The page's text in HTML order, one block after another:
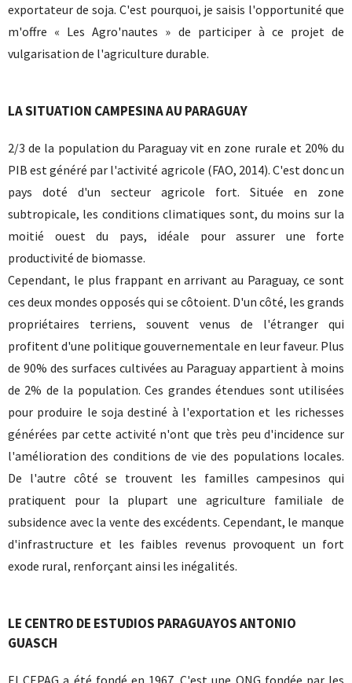
exportateur de soja. C'est pourquoi, je saisis l'opportunité que
m'offre « Les Agro'nautes » de participer à ce projet de
vulgarisation de l'agriculture durable.
LA SITUATION CAMPESINA AU PARAGUAY
2/3 de la population du Paraguay vit en zone rurale et 20% du
PIB est généré par l'activité agricole (FAO, 2014). C'est donc un
pays doté d'un secteur agricole fort. Située en zone
subtropicale, les conditions climatiques sont, du moins sur la
moitié ouest du pays, idéale pour assurer une forte
productivité de biomasse.
Cependant, le plus frappant en arrivant au Paraguay, ce sont
ces deux mondes opposés qui se côtoient. D'un côté, les grands
propriétaires terriens, souvent venus de l'étranger qui
profitent d'une politique gouvernementale en leur faveur. Plus
de 90% des surfaces cultivées au Paraguay appartient à moins
de 2% de la population. Ces grandes étendues sont utilisées
pour produire le soja destiné à l'exportation et les richesses
générées par cette activité n'ont que très peu d'incidence sur
l'amélioration des conditions de vie des populations locales.
De l'autre côté se trouvent les familles campesinos qui
pratiquent pour la plupart une agriculture familiale de
subsidence avec la vente des excédents. Cependant, le manque
d'infrastructure et les faibles revenus provoquent un fort
exode rural, renforçant ainsi les inégalités.
LE CENTRO DE ESTUDIOS PARAGUAYOS ANTONIO
GUASCH
El CEPAG a été fondé en 1967. C'est une ONG fondée par les